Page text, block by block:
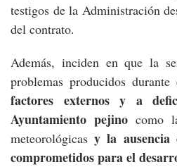
testigos de la Administración
del contrato.
Además, inciden en que la
problemas producidos
factores externos y a
Ayuntamiento pejino como
meteorológicasy la ausencia
comprometidos para el